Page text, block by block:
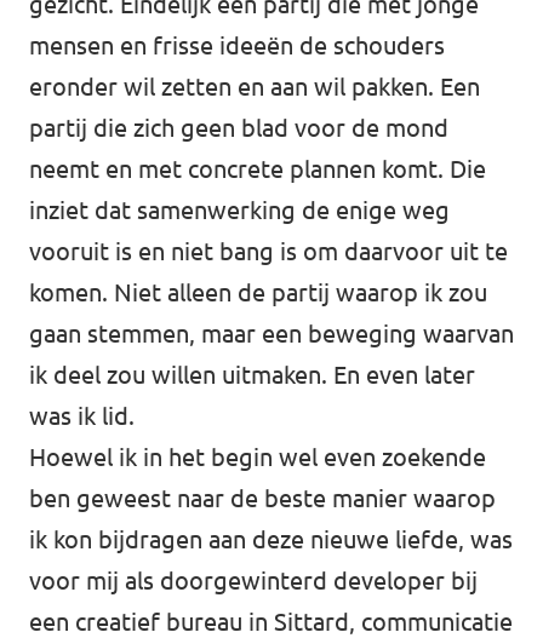
mensen en frisse ideeën de schouders
eronder wil zetten en aan wil pakken. Een
partij die zich geen blad voor de mond
neemt en met concrete plannen komt. Die
inziet dat samenwerking de enige weg
vooruit is en niet bang is om daarvoor uit te
komen. Niet alleen de partij waarop ik zou
gaan stemmen, maar een beweging waarvan
ik deel zou willen uitmaken. En even later
was ik lid.
Hoewel ik in het begin wel even zoekende
ben geweest naar de beste manier waarop
ik kon bijdragen aan deze nieuwe liefde, was
voor mij als doorgewinterd developer bij
een creatief bureau in Sittard, communicatie